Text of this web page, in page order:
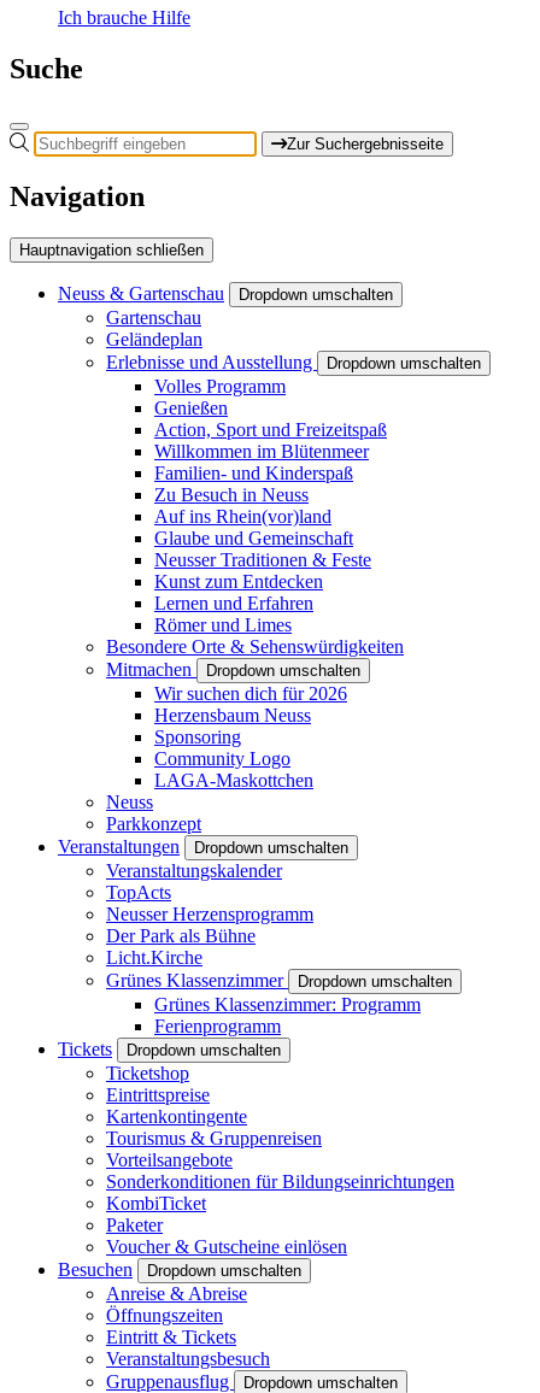
Ich brauche Hilfe
Suche
Zur Suchergebnisseite
Navigation
Hauptnavigation schließen
Neuss & Gartenschau Dropdown umschalten
Gartenschau
Geländeplan
Erlebnisse und Ausstellung
Dropdown umschalten
Volles Programm
Genießen
Action, Sport und Freizeitspaß
Willkommen im Blütenmeer
Familien- und Kinderspaß
Zu Besuch in Neuss
Auf ins Rhein(vor)land
Glaube und Gemeinschaft
Neusser Traditionen & Feste
Kunst zum Entdecken
Lernen und Erfahren
Römer und Limes
Besondere Orte & Sehenswürdigkeiten
Mitmachen
Dropdown umschalten
Wir suchen dich für 2026
Herzensbaum Neuss
Sponsoring
Community Logo
LAGA-Maskottchen
Neuss
Parkkonzept
Veranstaltungen
Dropdown umschalten
Veranstaltungskalender
TopActs
Neusser Herzensprogramm
Der Park als Bühne
Licht.Kirche
Grünes Klassenzimmer
Dropdown umschalten
Grünes Klassenzimmer: Programm
Ferienprogramm
Tickets
Dropdown umschalten
Ticketshop
Eintrittspreise
Kartenkontingente
Tourismus & Gruppenreisen
Vorteilsangebote
Sonderkonditionen für Bildungseinrichtungen
KombiTicket
Paketer
Voucher & Gutscheine einlösen
Besuchen
Dropdown umschalten
Anreise & Abreise
Öffnungszeiten
Eintritt & Tickets
Veranstaltungsbesuch
Gruppenausflug
Dropdown umschalten